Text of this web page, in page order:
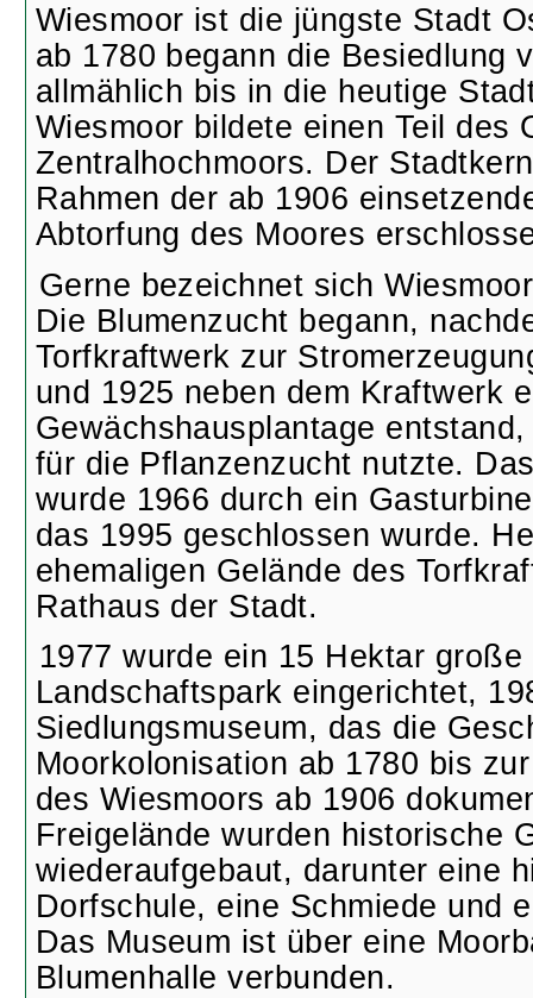
Wiesmoor ist die jüngste Stadt
ab 1780 begann die Besiedlung
allmählich bis in die heutige
Wiesmoor bildete einen Teil des
Zentralhochmoors. Der
Rahmen der ab 1906
Abtorfung des Moores
Gerne bezeichnet sich
Die Blumenzucht begann,
Torfkraftwerk zur
und 1925 neben dem Kraftwerk
Gewächshausplantage
für die Pflanzenzucht nutzte.
wurde 1966 durch ein
das 1995 geschlossen wurde.
ehemaligen Gelände des
Rathaus der Stadt.
1977 wurde ein 15 Hektar große
Landschaftspark eingerichtet,
Siedlungsmuseum, das die
Moorkolonisation ab 1780 bis
des Wiesmoors ab 1906
Freigelände wurden historische
wiederaufgebaut, darunter eine
Dorfschule, eine Schmiede und
Das Museum ist über eine
Blumenhalle verbunden.